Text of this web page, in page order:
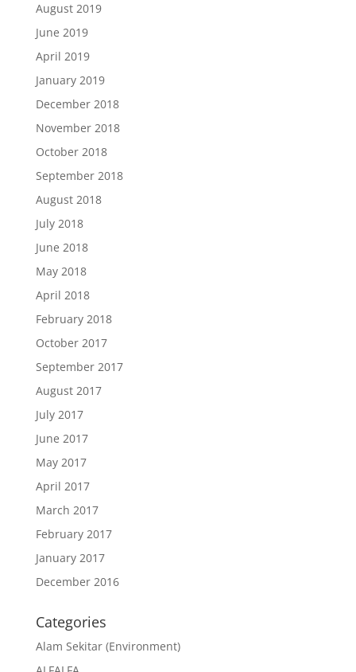
August 2019
June 2019
April 2019
January 2019
December 2018
November 2018
October 2018
September 2018
August 2018
July 2018
June 2018
May 2018
April 2018
February 2018
October 2017
September 2017
August 2017
July 2017
June 2017
May 2017
April 2017
March 2017
February 2017
January 2017
December 2016
Categories
Alam Sekitar (Environment)